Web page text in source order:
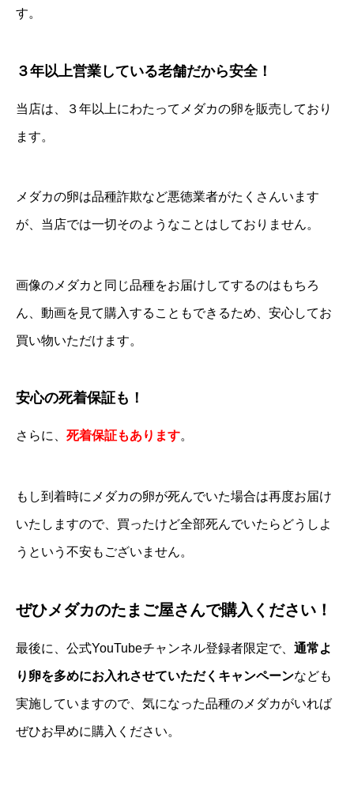
す。
３年以上営業している老舗だから安全！
当店は、３年以上にわたってメダカの卵を販売しており
ます。
メダカの卵は品種詐欺など悪徳業者がたくさんいます
が、当店では一切そのようなことはしておりません。
画像のメダカと同じ品種をお届けしてするのはもちろ
ん、動画を見て購入することもできるため、安心してお
買い物いただけます。
安心の死着保証も！
さらに、 死着保証もあります。
もし到着時にメダカの卵が死んでいた場合は再度お届け
いたしますので、買ったけど全部死んでいたらどうしよ
うという不安もございません。
ぜひメダカのたまご屋さんで購入ください！
最後に、 公式YouTubeチャンネル登録者限定で、 通常よ
り卵を多めにお入れさせていただくキャンペーンなども
実施していますので、気になった品種のメダカがいれば
ぜひお早めに購入ください。